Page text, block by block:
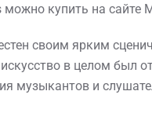
купить на сайте
своим ярким
в целом был
музыкантов и